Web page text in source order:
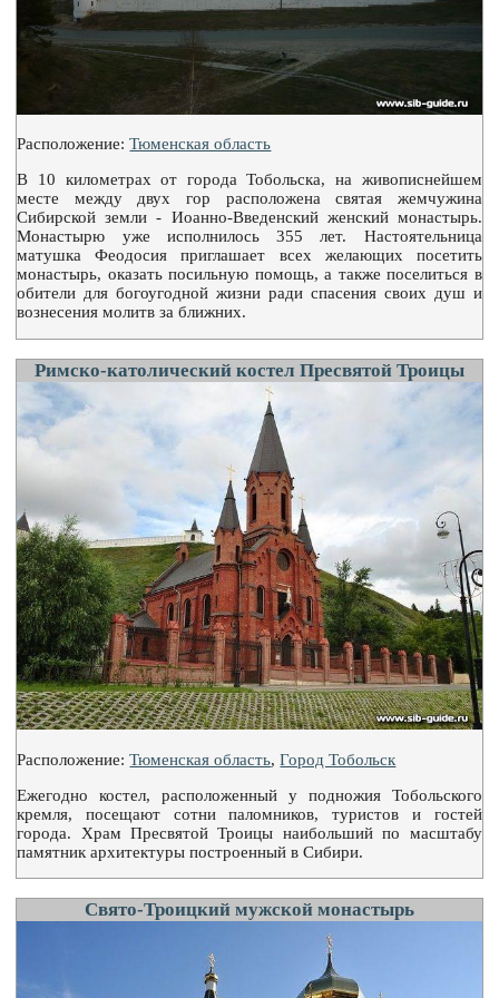
Расположение:Тюменская область
В 10 километрах от города Тобольска, на живописнейшем
месте между двух гор расположена святая жемчужина
Сибирской земли - Иоанно-Введенский женский монастырь.
Монастырю уже исполнилось 355 лет. Настоятельница
матушка Феодосия приглашает всех желающих посетить
монастырь, оказать посильную помощь, а также поселиться в
обители для богоугодной жизни ради спасения своих душ и
вознесения молитв за ближних.
Римско-католический костел Пресвятой Троицы
Расположение:Тюменская область,Город Тобольск
Ежегодно костел, расположенный у подножия Тобольского
кремля, посещают сотни паломников, туристов и гостей
города. Храм Пресвятой Троицы наибольший по масштабу
памятник архитектуры построенный в Сибири.
Свято-Троицкий мужской монастырь